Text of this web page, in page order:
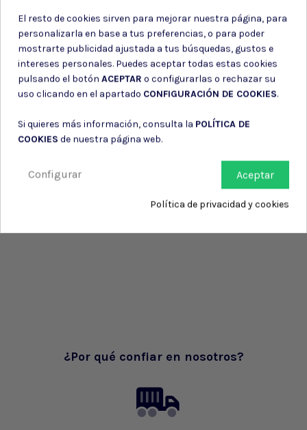
de su entidad.
¿Por qué confiar en nosotros?
El resto de cookies sirven para mejorar nuestra página, para
personalizarla en base a tus preferencias, o para poder
mostrarte publicidad ajustada a tus búsquedas, gustos e
intereses personales. Puedes aceptar todas estas cookies
pulsando el botón ACEPTAR o configurarlas o rechazar su
uso clicando en el apartado CONFIGURACIÓN DE COOKIES.
Si quieres más información, consulta la POLÍTICA DE
COOKIES de nuestra página web.
Aceptar
Configurar
Política de privacidad y cookies